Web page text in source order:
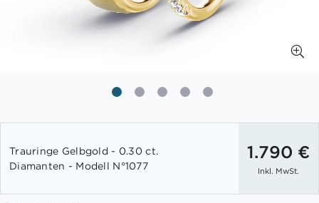
der
Bildgalerie
Trauringe Gelbgold - 0.30 ct.
Diamanten - Modell N°1077
1.790 €
Inkl. MwSt.